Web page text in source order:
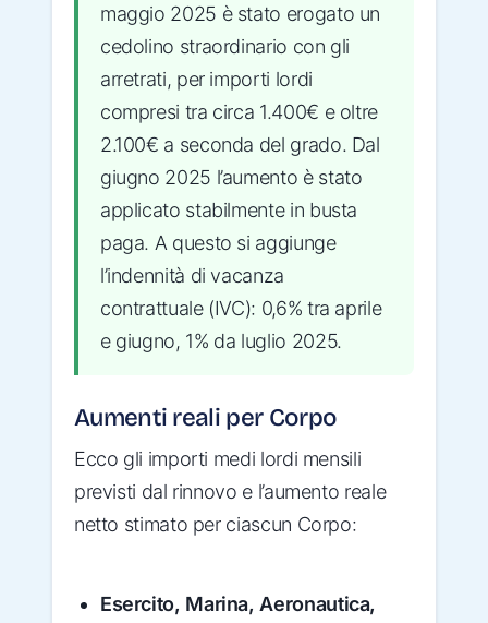
maggio 2025 è stato erogato un
cedolino straordinario con gli
arretrati, per importi lordi
compresi tra circa 1.400€ e oltre
2.100€ a seconda del grado. Dal
giugno 2025 l’aumento è stato
applicato stabilmente in busta
paga. A questo si aggiunge
l’indennità di vacanza
contrattuale (IVC): 0,6% tra aprile
e giugno, 1% da luglio 2025.
Aumenti reali per Corpo
Ecco gli importi medi lordi mensili
previsti dal rinnovo e l’aumento reale
netto stimato per ciascun Corpo:
Esercito, Marina, Aeronautica,